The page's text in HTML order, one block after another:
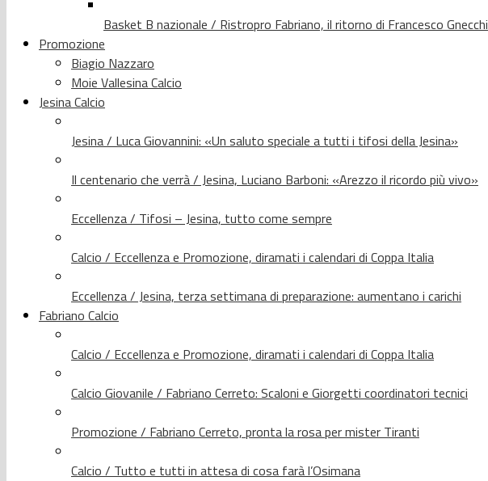
Basket B nazionale / Ristropro Fabriano, il ritorno di Francesco Gnecchi
Promozione
Biagio Nazzaro
Moie Vallesina Calcio
Jesina Calcio
Jesina / Luca Giovannini: «Un saluto speciale a tutti i tifosi della Jesina»
Il centenario che verrà / Jesina, Luciano Barboni: «Arezzo il ricordo più vivo»
Eccellenza / Tifosi – Jesina, tutto come sempre
Calcio / Eccellenza e Promozione, diramati i calendari di Coppa Italia
Eccellenza / Jesina, terza settimana di preparazione: aumentano i carichi
Fabriano Calcio
Calcio / Eccellenza e Promozione, diramati i calendari di Coppa Italia
Calcio Giovanile / Fabriano Cerreto: Scaloni e Giorgetti coordinatori tecnici
Promozione / Fabriano Cerreto, pronta la rosa per mister Tiranti
Calcio / Tutto e tutti in attesa di cosa farà l’Osimana